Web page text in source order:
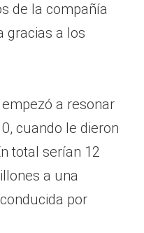
de la compañía
gracias a los
a resonar
cuando le dieron
total serían 12
a una
por